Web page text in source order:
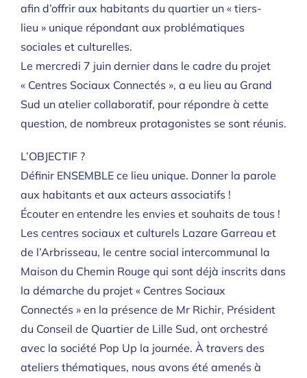
afin d’offrir aux habitants du quartier un « tiers-
lieu » unique répondant aux problématiques
sociales et culturelles.
Le mercredi 7 juin dernier dans le cadre du projet
« Centres Sociaux Connectés », a eu lieu au Grand
Sud un atelier collaboratif, pour répondre à cette
question, de nombreux protagonistes se sont réunis.
L’OBJECTIF ?
Définir ENSEMBLE ce lieu unique. Donner la parole
aux habitants et aux acteurs associatifs !
Écouter en entendre les envies et souhaits de tous !
Les centres sociaux et culturels Lazare Garreau et
de l’Arbrisseau, le centre social intercommunal la
Maison du Chemin Rouge qui sont déjà inscrits dans
la démarche du projet « Centres Sociaux
Connectés » en la présence de Mr Richir, Président
du Conseil de Quartier de Lille Sud, ont orchestré
avec la société Pop Up la journée. À travers des
ateliers thématiques, nous avons été amenés à